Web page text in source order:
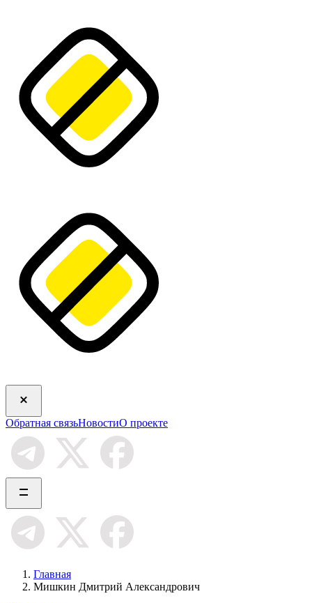
Обратная связьНовостиО проекте
Главная
Мишкин Дмитрий Александрович